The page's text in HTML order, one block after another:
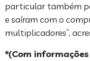
particular também
e saíram com o
multiplicadores”,
*(Com